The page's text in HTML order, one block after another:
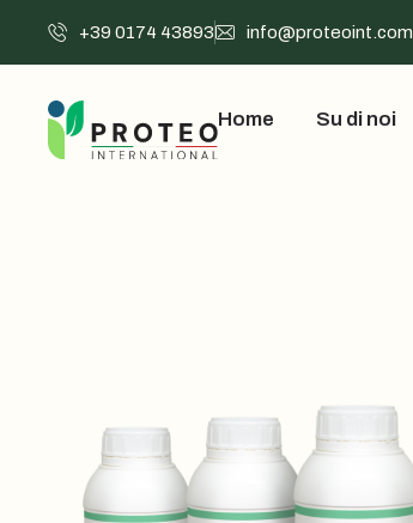
+39 0174 43893 info@proteoint.com
Home Su di noi